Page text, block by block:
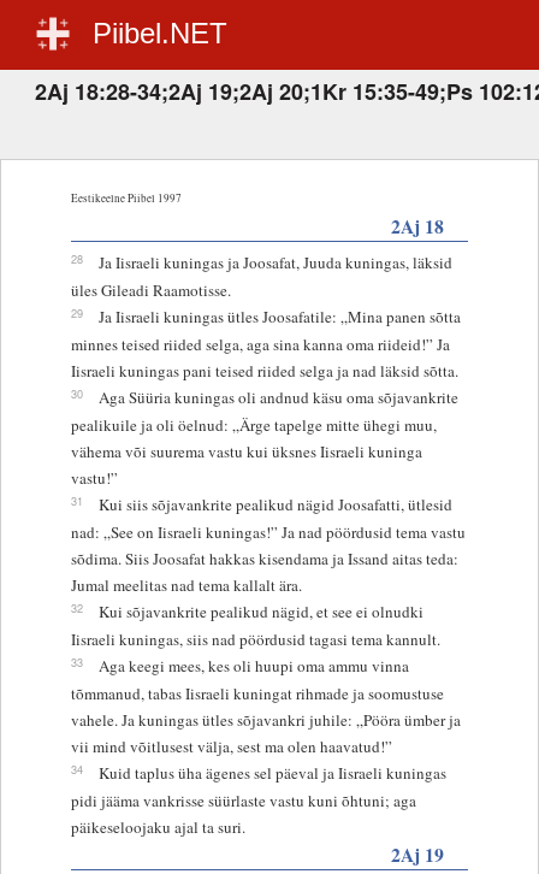
Piibel.NET
2Aj 18:28-34;2Aj 19;2Aj 20;1Kr 15:35-49;Ps
Eestikeelne Piibel 1997
2Aj 18
28
Ja Iisraeli kuningas ja Joosafat, Juuda kuningas, läksid
üles Gileadi Raamotisse.
29
Ja Iisraeli kuningas ütles Joosafatile: „Mina panen sõtta
minnes teised riided selga, aga sina kanna oma riideid!” Ja
Iisraeli kuningas pani teised riided selga ja nad läksid sõtta.
30
Aga Süüria kuningas oli andnud käsu oma sõjavankrite
pealikuile ja oli öelnud: „Ärge tapelge mitte ühegi muu,
vähema või suurema vastu kui üksnes Iisraeli kuninga
vastu!”
31
Kui siis sõjavankrite pealikud nägid Joosafatti, ütlesid
nad: „See on Iisraeli kuningas!” Ja nad pöördusid tema vastu
sõdima. Siis Joosafat hakkas kisendama ja Issand aitas teda:
Jumal meelitas nad tema kallalt ära.
32
Kui sõjavankrite pealikud nägid, et see ei olnudki
Iisraeli kuningas, siis nad pöördusid tagasi tema kannult.
33
Aga keegi mees, kes oli huupi oma ammu vinna
tõmmanud, tabas Iisraeli kuningat rihmade ja soomustuse
vahele. Ja kuningas ütles sõjavankri juhile: „Pööra ümber ja
vii mind võitlusest välja, sest ma olen haavatud!”
34
Kuid taplus üha ägenes sel päeval ja Iisraeli kuningas
pidi jääma vankrisse süürlaste vastu kuni õhtuni; aga
päikeseloojaku ajal ta suri.
2Aj 19